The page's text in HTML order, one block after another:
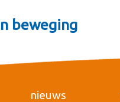
beweging
nieuws